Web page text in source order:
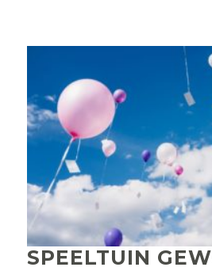
SPEELTUIN